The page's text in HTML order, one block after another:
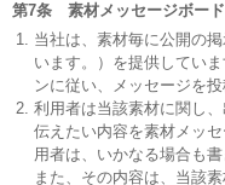
第7条 素材メッセージボード
当社は、素材毎に公開の
います。）を提供してい
ンに従い、メッセージを投
利用者は当該素材に関し
伝えたい内容を素材メッ
用者は、いかなる場合も
また、その内容は、当該